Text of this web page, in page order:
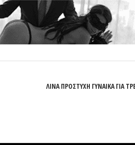
ΛΙΝΑ ΠΡΟΣΤΥΧΗ ΓΥΝΑΙΚΑ ΓΙΑ